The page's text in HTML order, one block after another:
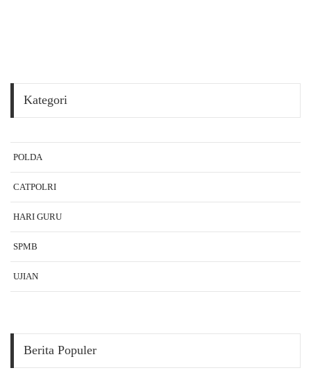
Kategori
POLDA
CATPOLRI
HARI GURU
SPMB
UJIAN
Berita Populer